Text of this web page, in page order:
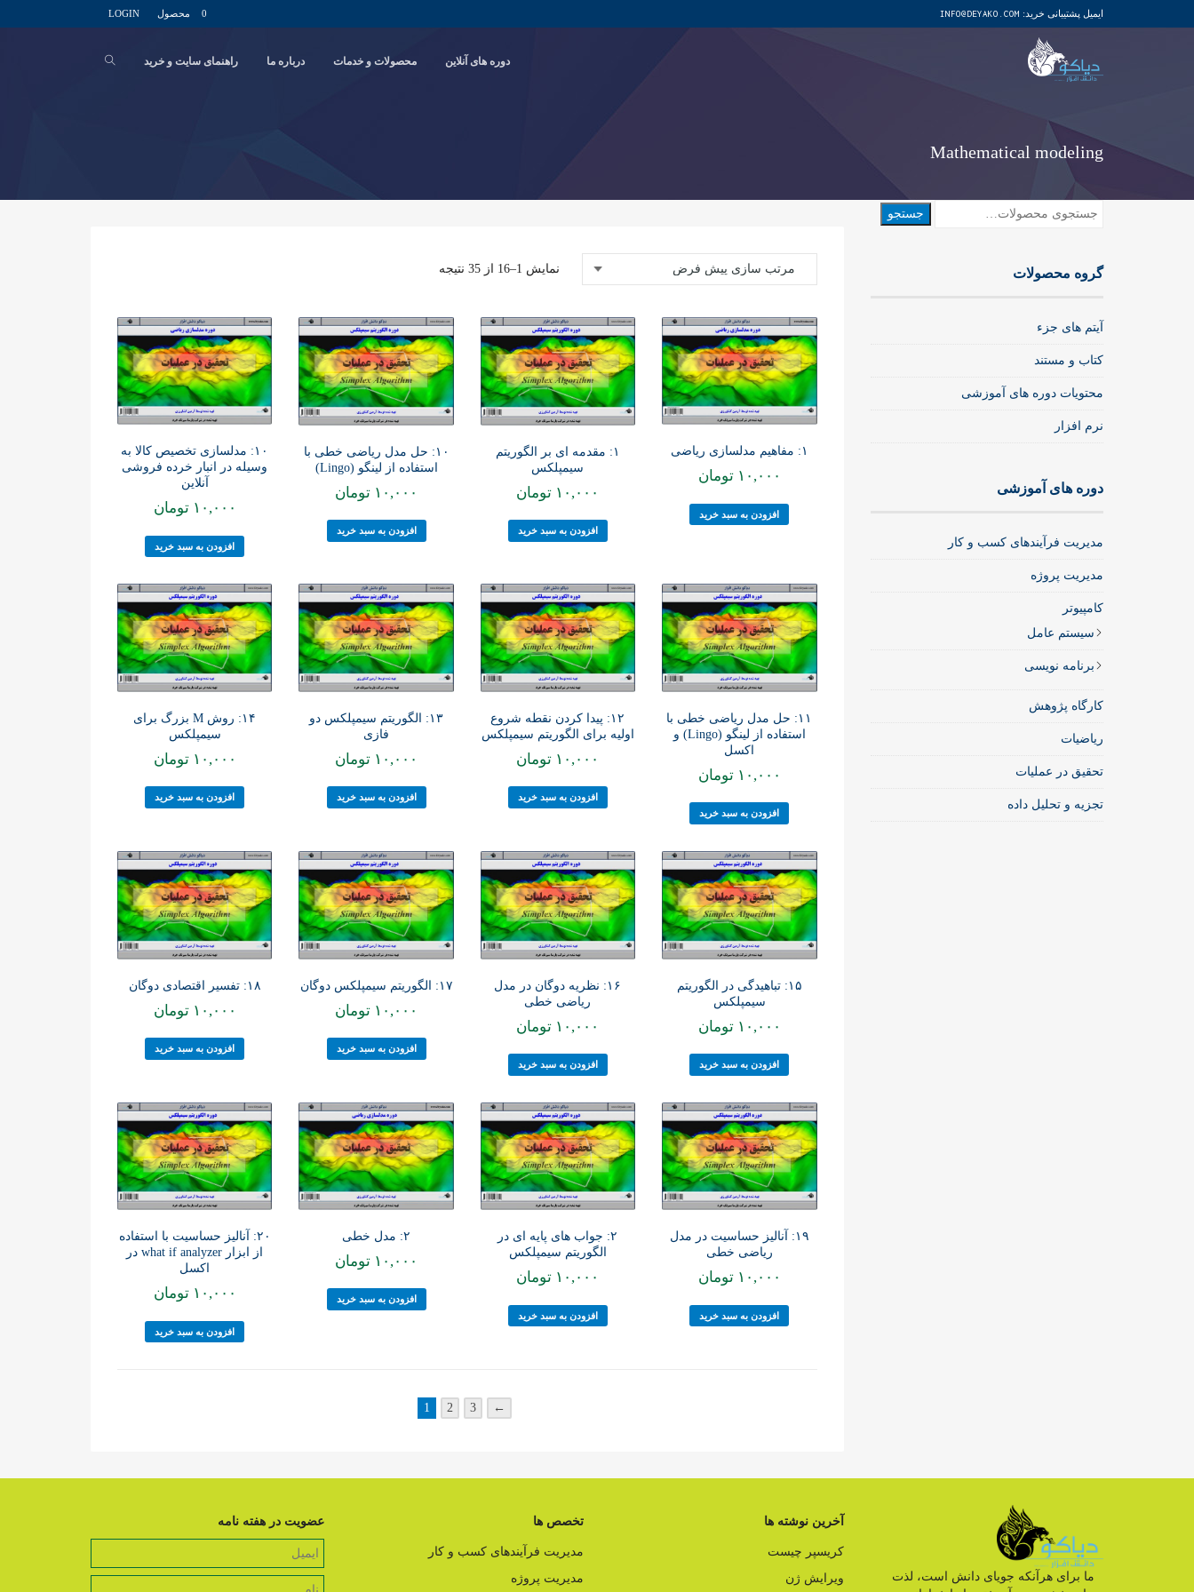
ایمیل پشتیبانی خرید: INFO@DEYAKO.COM
LOGIN 0 محصول
دوره های آنلاین محصولات و خدمات درباره ما راهنمای سایت و خرید
Mathematical modeling
جستجو
گروه محصولات
آیتم های جزء
کتاب و مستند
محتویات دوره های آموزشی
نرم افزار
دوره های آموزشی
مدیریت فرآیندهای کسب و کار
مدیریت پروژه
کامپیوتر
سیستم عامل
برنامه نویسی
کارگاه پژوهش
ریاضیات
تحقیق در عملیات
تجزیه و تحلیل داده
نمایش 1–16 از 35 نتیجه
۱: مفاهیم مدلسازی ریاضی
۱۰,۰۰۰ تومان
افزودن به سبد خرید
۱: مقدمه ای بر الگوریتم
سیمپلکس
۱۰,۰۰۰ تومان
افزودن به سبد خرید
۱۰: حل مدل ریاضی خطی با
استفاده از لینگو (Lingo)
۱۰,۰۰۰ تومان
افزودن به سبد خرید
۱۰: مدلسازی تخصیص کالا به
وسیله در انبار خرده فروشی
آنلاین
۱۰,۰۰۰ تومان
افزودن به سبد خرید
۱۱: حل مدل ریاضی خطی با
استفاده از لینگو (Lingo) و
اکسل
۱۰,۰۰۰ تومان
افزودن به سبد خرید
۱۲: پیدا کردن نقطه شروع
اولیه برای الگوریتم سیمپلکس
۱۰,۰۰۰ تومان
افزودن به سبد خرید
۱۳: الگوریتم سیمپلکس دو
فازی
۱۰,۰۰۰ تومان
افزودن به سبد خرید
۱۴: روش M بزرگ برای
سیمپلکس
۱۰,۰۰۰ تومان
افزودن به سبد خرید
۱۵: تباهیدگی در الگوریتم
سیمپلکس
۱۰,۰۰۰ تومان
افزودن به سبد خرید
۱۶: نظریه دوگان در مدل
ریاضی خطی
۱۰,۰۰۰ تومان
افزودن به سبد خرید
۱۷: الگوریتم سیمپلکس دوگان
۱۰,۰۰۰ تومان
افزودن به سبد خرید
۱۸: تفسیر اقتصادی دوگان
۱۰,۰۰۰ تومان
افزودن به سبد خرید
۱۹: آنالیز حساسیت در مدل
ریاضی خطی
۱۰,۰۰۰ تومان
افزودن به سبد خرید
۲: جواب های پایه ای در
الگوریتم سیمپلکس
۱۰,۰۰۰ تومان
افزودن به سبد خرید
۲: مدل خطی
۱۰,۰۰۰ تومان
افزودن به سبد خرید
۲۰: آنالیز حساسیت با استفاده
از ابزار what if analyzer در
اکسل
۱۰,۰۰۰ تومان
افزودن به سبد خرید
1 2 3 ←
ما برای هرآنکه جویای دانش است، لذت
آخرین نوشته ها
کریسپر چیست
ویرایش ژن
تخصص ها
مدیریت فرآیندهای کسب و کار
مدیریت پروژه
عضویت در هفته نامه